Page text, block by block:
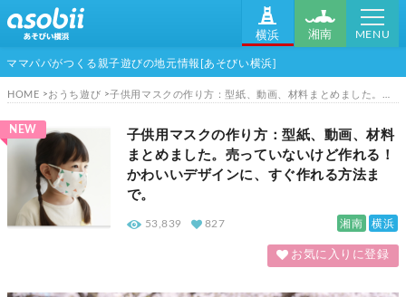
横浜 湘南 MENU
ママパパがつくる親子遊びの地元情報[あそびい横浜]
HOME おうち遊び 子供用マスクの作り方：型紙、動画、材料まとめました。売っていないけど作れる！かわいいデザインに、すぐ作れる方法まで。
NEW
子供用マスクの作り方：型紙、動画、材料
まとめました。売っていないけど作れる！
かわいいデザインに、すぐ作れる方法ま
で。
湘南 横浜
53,839 827
お気に入りに登録